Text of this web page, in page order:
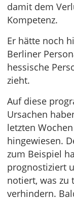
damit dem
Kompetenz.
Er hätte noch
Berliner
hessische
zieht.
Auf diese
Ursachen
letzten
hingewiesen.
zum Beispiel
prognostiziert
notiert, was zu
verhindern.